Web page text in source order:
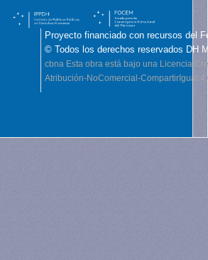
Proyecto financiado con recursos del
© Todos los derechos reservados DH
cbna Esta obra está bajo una Licencia
Atribución-NoComercial-CompartirIgual